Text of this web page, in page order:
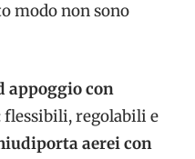
modo non sono
appoggio con
flessibili, regolabili e
aerei con